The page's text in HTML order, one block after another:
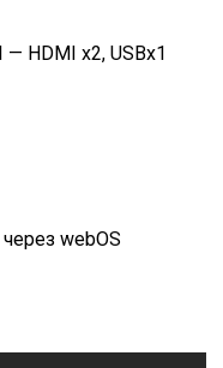
— HDMI x2, USBх1
webOS